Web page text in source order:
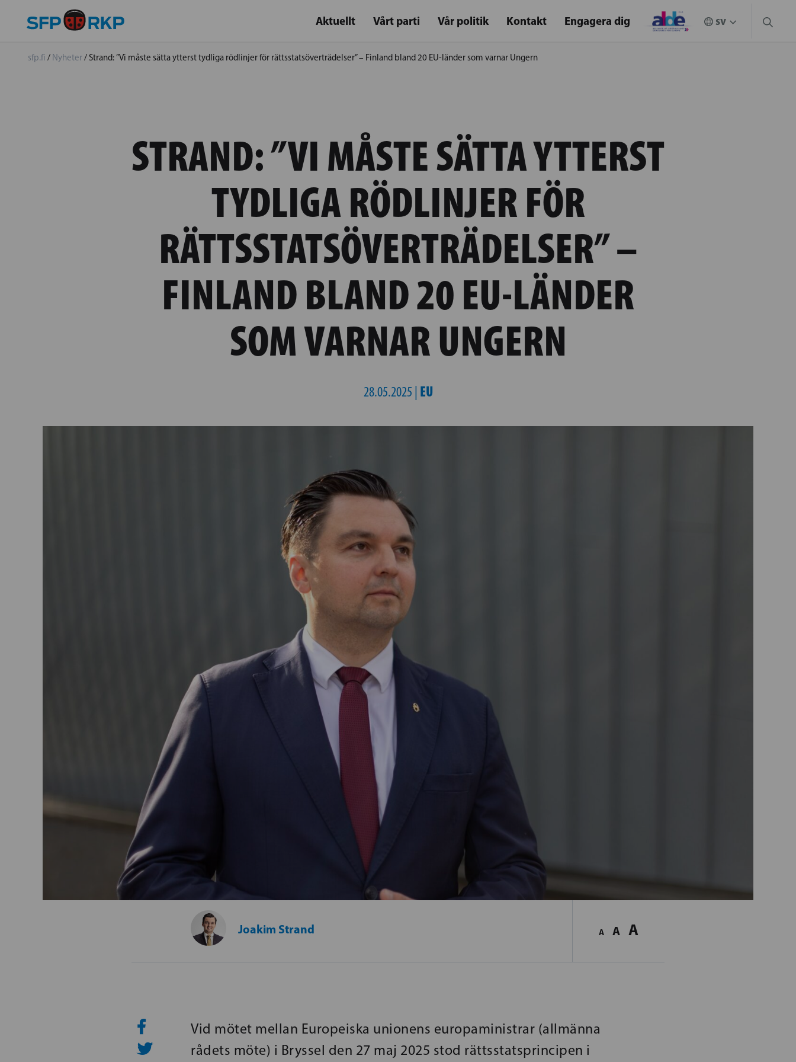
Aktuellt Vårt parti Vår politik Kontakt Engagera dig
sfp.fi / Nyheter/ Strand: ”Vi måste sätta ytterst tydliga rödlinjer för rättsstatsöverträdelser” – Finland bland 20 EU-länder som varnar Ungern
STRAND: ”VI MÅSTE SÄTTA YTTERST
TYDLIGA RÖDLINJER FÖR
RÄTTSSTATSÖVERTRÄDELSER” –
FINLAND BLAND 20 EU-LÄNDER
SOM VARNAR UNGERN
28.05.2025 | EU
Joakim Strand A A A
Vid mötet mellan Europeiska unionens europaministrar (allmänna
rådets möte) i Bryssel den 27 maj 2025 stod rättsstatsprincipen i